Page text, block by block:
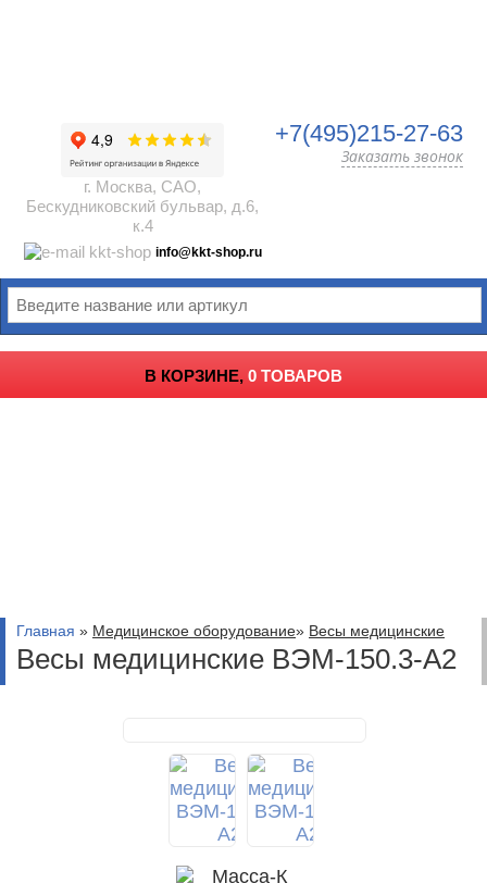
г. Москва, САО,
Бескудниковский бульвар, д.6,
к.4
info@kkt-shop.ru
+7(495)215-27-63
Заказать звонок
В КОРЗИНЕ, 0 ТОВАРОВ
Главная » Медицинское оборудование» Весы медицинские
Весы медицинские ВЭМ-150.3-А2